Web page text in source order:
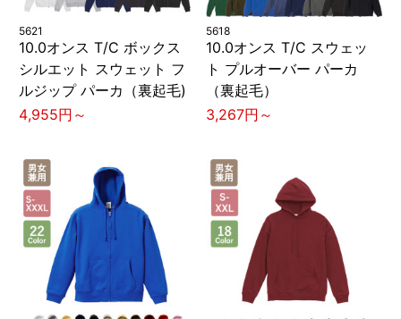
5621
10.0オンス T/C ボックス
シルエット スウェット フ
ルジップ パーカ（裏起毛)
4,955円～
5618
10.0オンス T/C スウェッ
ト プルオーバー パーカ
（裏起毛）
3,267円～